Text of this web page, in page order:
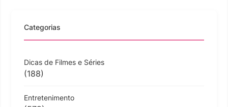
Categorias
Dicas de Filmes e Séries
(188)
Entretenimento